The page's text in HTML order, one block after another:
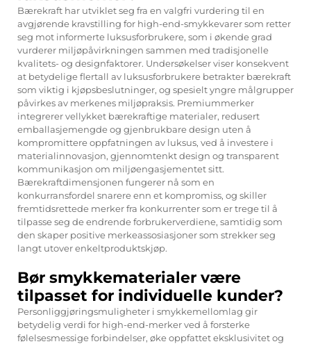
Bærekraft har utviklet seg fra en valgfri vurdering til en
avgjørende kravstilling for high-end-smykkevarer som retter
seg mot informerte luksusforbrukere, som i økende grad
vurderer miljøpåvirkningen sammen med tradisjonelle
kvalitets- og designfaktorer. Undersøkelser viser konsekvent
at betydelige flertall av luksusforbrukere betrakter bærekraft
som viktig i kjøpsbeslutninger, og spesielt yngre målgrupper
påvirkes av merkenes miljøpraksis. Premiummerker
integrerer vellykket bærekraftige materialer, redusert
emballasjemengde og gjenbrukbare design uten å
kompromittere oppfatningen av luksus, ved å investere i
materialinnovasjon, gjennomtenkt design og transparent
kommunikasjon om miljøengasjementet sitt.
Bærekraftdimensjonen fungerer nå som en
konkurransfordel snarere enn et kompromiss, og skiller
fremtidsrettede merker fra konkurrenter som er trege til å
tilpasse seg de endrende forbrukerverdiene, samtidig som
den skaper positive merkeassosiasjoner som strekker seg
langt utover enkeltproduktskjøp.
Bør smykkematerialer være
tilpasset for individuelle kunder?
Personliggjøringsmuligheter i smykkemellomlag gir
betydelig verdi for high-end-merker ved å forsterke
følelsesmessige forbindelser, øke oppfattet eksklusivitet og